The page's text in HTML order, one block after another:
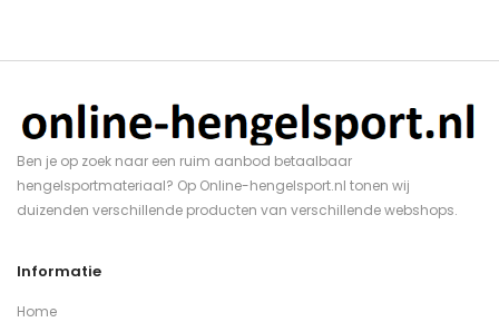
Ben je op zoek naar een ruim aanbod betaalbaar
hengelsportmateriaal? Op Online-hengelsport.nl tonen wij
duizenden verschillende producten van verschillende webshops.
Informatie
Home